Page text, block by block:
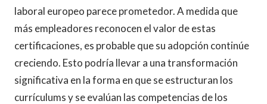
laboral europeo parece prometedor. A medida que
más empleadores reconocen el valor de estas
certificaciones, es probable que su adopción continúe
creciendo. Esto podría llevar a una transformación
significativa en la forma en que se estructuran los
currículums y se evalúan las competencias de los